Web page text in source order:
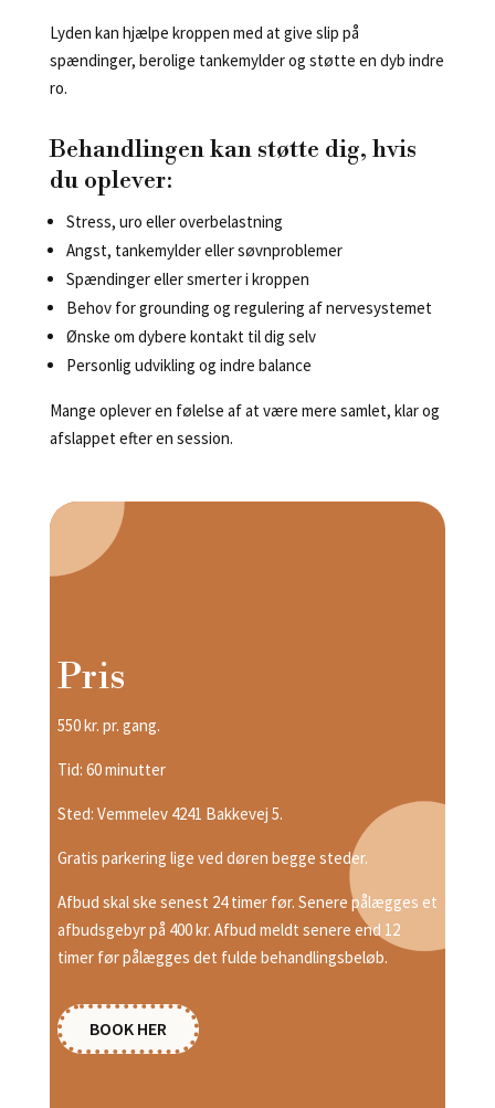
Lyden kan hjælpe kroppen med at give slip på
spændinger, berolige tankemylder og støtte en dyb indre
ro.
Behandlingen kan støtte dig, hvis
du oplever:
Stress, uro eller overbelastning
Angst, tankemylder eller søvnproblemer
Spændinger eller smerter i kroppen
Behov for grounding og regulering af nervesystemet
Ønske om dybere kontakt til dig selv
Personlig udvikling og indre balance
Mange oplever en følelse af at være mere samlet, klar og
afslappet efter en session.
Pris
550 kr. pr. gang.
Tid: 60 minutter
Sted: Vemmelev 4241 Bakkevej 5.
Gratis parkering lige ved døren begge steder.
Afbud skal ske senest 24 timer før. Senere pålægges et
afbudsgebyr på 400 kr. Afbud meldt senere end 12
timer før pålægges det fulde behandlingsbeløb.
BOOK HER